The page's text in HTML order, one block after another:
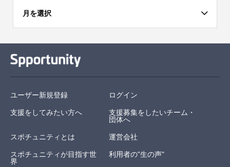
月を選択
ユーザー新規登録 ログイン
支援をしてみたい方へ
支援募集をしたいチーム・
団体へ
スポチュニティとは 運営会社
スポチュニティが目指す世
界
利用者の"生の声"